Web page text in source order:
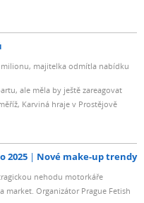
majitelka odmítla nabídku
ale měla by ještě zareagovat
Karviná hraje v Prostějově
2025 Nové make-up trendy
nehodu motorkáře
market. Organizátor Prague Fetish